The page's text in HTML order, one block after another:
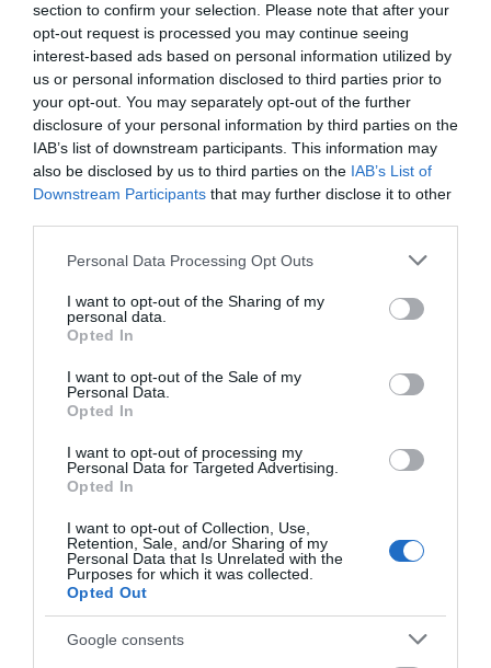
section to confirm your selection. Please note that after your
opt-out request is processed you may continue seeing
interest-based ads based on personal information utilized by
us or personal information disclosed to third parties prior to
your opt-out. You may separately opt-out of the further
disclosure of your personal information by third parties on the
IAB’s list of downstream participants. This information may
also be disclosed by us to third parties on the IAB’s List of
Downstream Participants that may further disclose it to other
Please note that this website/app uses one or more Google
not limited to your visit or usage behaviour. You may click to
grant or deny consent to Google and its third-party tags to
use your data for below specified purposes in below Google
consent section.
Personal Data Processing Opt Outs
I want to opt-out of the Sharing of my
personal data.
Opted In
I want to opt-out of the Sale of my
Personal Data.
Opted In
I want to opt-out of processing my
Personal Data for Targeted Advertising.
Opted In
I want to opt-out of Collection, Use,
Retention, Sale, and/or Sharing of my
Personal Data that Is Unrelated with the
Purposes for which it was collected.
Opted Out
Google consents
Κοριτσάκι βρέθηκε μόνο στους
δρόμους – Χειροπέδες στον
25χρονο πατέρα του
05.08.2026 | 21:40
Απάτη-σοκ στην Εύβοια: «Βγάλτε
τα χρυσαφικά στο μπαλκόνι» –
Έχασε 9.500 ευρώ και κοσμήματα
05.08.2026 | 21:20
κάνει τετραπλή προσπέραση
05.08.2026 | 21:00
05.08.2026 | 20:39
Η λειτουργία στα κλειδιά του
αυτοκινήτου που λίγοι οδηγοί
το καλοκαίρι
05.08.2026 | 20:20
Σοκ σε επαρχιακό
δρόμο: Οδηγός κάνει
τετραπλή προσπέραση
πάνω σε στροφή
(βίντεο)
Η λειτουργία στα
κλειδιά του
αυτοκινήτου που λίγοι
οδηγοί γνωρίζουν και
είναι πολύ χρήσιμη το
καλοκαίρι
Καραμπόλα τεσσάρων
οχημάτων προκάλεσε
κυκλοφορία
Ο απόλυτος οδηγός για